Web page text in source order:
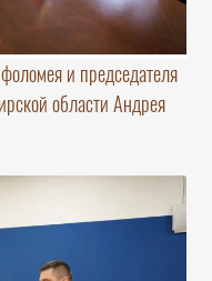
и председателя
области Андрея